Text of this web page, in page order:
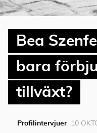
Bea
bara
tillväxt?
Profilintervjuer 10